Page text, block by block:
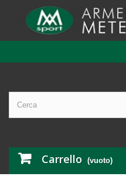
Carrello (vuoto)